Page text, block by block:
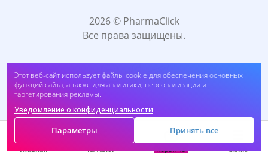
Этот веб-сайт использует файлы cookie для обеспечения основных
функций сайта, а также для аналитики, персонализации и
таргетирования рекламы.
Уведомление о конфиденциальности
Параметры Принять все
2026 © PharmaClick
Все права защищены.
Принимаем к оплате:
Главная Каталог Корзина Меню